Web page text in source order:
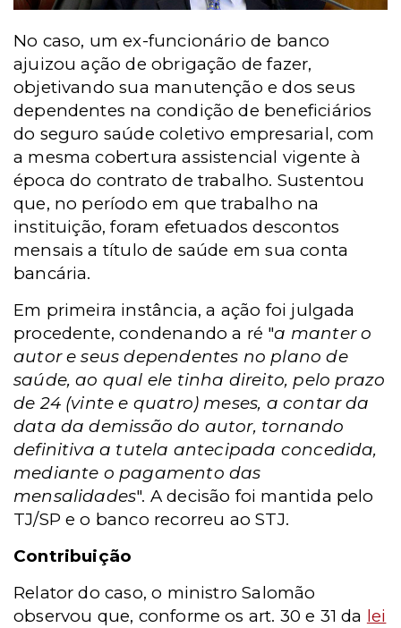
No caso, um ex-funcionário de banco
ajuizou ação de obrigação de fazer,
objetivando sua manutenção e dos seus
dependentes na condição de beneficiários
do seguro saúde coletivo empresarial, com
a mesma cobertura assistencial vigente à
época do contrato de trabalho. Sustentou
que, no período em que trabalho na
instituição, foram efetuados descontos
mensais a título de saúde em sua conta
bancária.
Em primeira instância, a ação foi julgada
procedente, condenando a ré "a manter o
autor e seus dependentes no plano de
saúde, ao qual ele tinha direito, pelo prazo
de 24 (vinte e quatro) meses, a contar da
data da demissão do autor, tornando
definitiva a tutela antecipada concedida,
mediante o pagamento das
mensalidades". A decisão foi mantida pelo
TJ/SP e o banco recorreu ao STJ.
Contribuição
Relator do caso, o ministro Salomão
observou que, conforme os art. 30 e 31 da lei